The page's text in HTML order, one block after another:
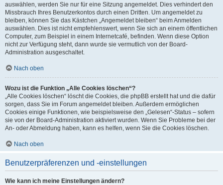
auswählen, werden Sie nur für eine Sitzung angemeldet. Dies verhindert den
Missbrauch Ihres Benutzerkontos durch einen Dritten. Um angemeldet zu
bleiben, können Sie das Kästchen „Angemeldet bleiben“ beim Anmelden
auswählen. Dies ist nicht empfehlenswert, wenn Sie sich an einem öffentlichen
Computer, zum Beispiel in einem Internetcafé, befinden. Wenn diese Option
nicht zur Verfügung steht, dann wurde sie vermutlich von der Board-
Administration ausgeschaltet.
Nach oben
Wozu ist die Funktion „Alle Cookies löschen“?
„Alle Cookies löschen“ löscht die Cookies, die phpBB erstellt hat und die dafür
sorgen, dass Sie im Forum angemeldet bleiben. Außerdem ermöglichen
Cookies einige Funktionen, wie beispielsweise den „Gelesen“-Status – sofern
sie von der Board-Administration aktiviert wurden. Wenn Sie Probleme bei der
An- oder Abmeldung haben, kann es helfen, wenn Sie die Cookies löschen.
Nach oben
Benutzerpräferenzen und -einstellungen
Wie kann ich meine Einstellungen ändern?